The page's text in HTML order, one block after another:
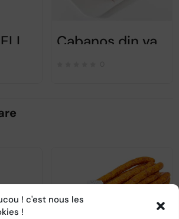
! c'est nous les
!
SĂU VICTIMA SUCCESULUI SĂU